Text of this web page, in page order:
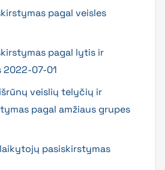
pagal veisles
pagal lytis ir
2022-07-01
veislių telyčių ir
pagal amžiaus grupes
pasiskirstymas